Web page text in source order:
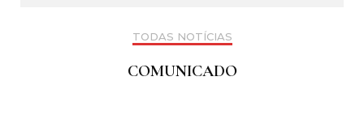
TODAS NOTÍCIAS
COMUNICADO